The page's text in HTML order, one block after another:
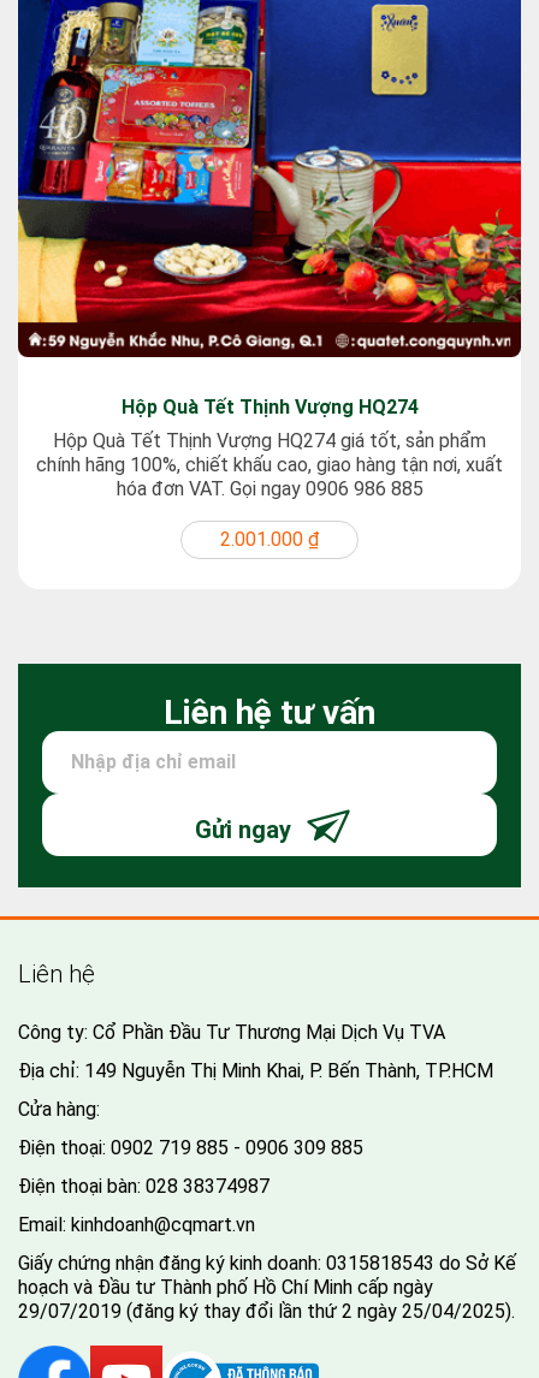
Hộp Quà Tết Thịnh Vượng HQ274
Hộp Quà Tết Thịnh Vượng HQ274 giá tốt, sản phẩm
chính hãng 100%, chiết khấu cao, giao hàng tận nơi, xuất
hóa đơn VAT. Gọi ngay 0906 986 885
2.001.000 ₫
Liên hệ tư vấn
Gửi ngay
Liên hệ
Công ty: Cổ Phần Đầu Tư Thương Mại Dịch Vụ TVA
Địa chỉ: 149 Nguyễn Thị Minh Khai, P. Bến Thành, TP.HCM
Cửa hàng:
Điện thoại: 0902 719 885 - 0906 309 885
Điện thoại bàn: 028 38374987
Email: kinhdoanh@cqmart.vn
Giấy chứng nhận đăng ký kinh doanh: 0315818543 do Sở Kế
hoạch và Đầu tư Thành phố Hồ Chí Minh cấp ngày
29/07/2019 (đăng ký thay đổi lần thứ 2 ngày 25/04/2025).